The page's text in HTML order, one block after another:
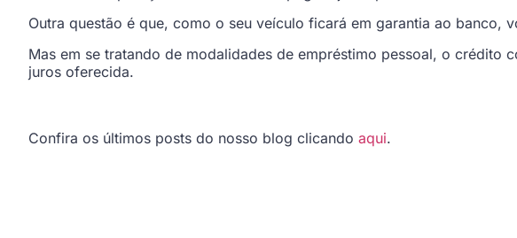
Outra questão é que, como o seu veículo ficará em garantia ao
Mas em se tratando de modalidades de empréstimo pessoal, o crédito
juros oferecida.
Confira os últimos posts do nosso blog clicando aqui.